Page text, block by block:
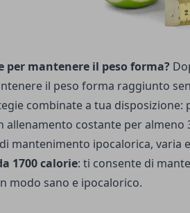
per mantenere il peso forma?
il peso forma raggiunto
combinate a tua disposizione:
allenamento costante per almeno
mantenimento ipocalorica, varia
1700 calorie: ti consente di
modo sano e ipocalorico.